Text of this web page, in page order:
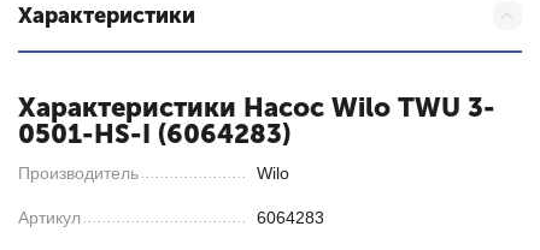
Характеристики
Характеристики Насос Wilo TWU 3-
0501-HS-I (6064283)
Производитель Wilo
Артикул 6064283